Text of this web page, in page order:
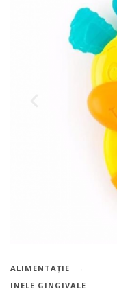
ALIMENTAȚIE
INELE GINGIVALE